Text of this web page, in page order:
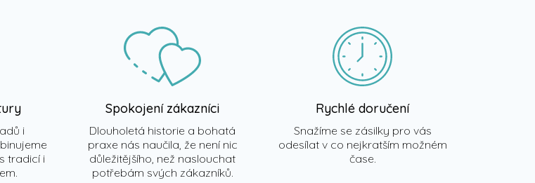
i
tradicí i
Spokojení zákazníci
Dlouholetá historie a bohatá
praxe nás naučila, že není nic
důležitějšího, než naslouchat
potřebám svých zákazníků.
Rychlé doručení
Snažíme se zásilky pro vás
odesílat v co nejkratším možném
čase.